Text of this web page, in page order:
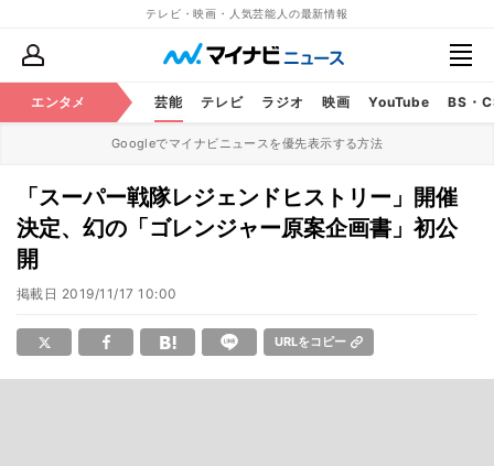
テレビ・映画・人気芸能人の最新情報
エンタメ 芸能 テレビ ラジオ 映画 YouTube BS・
Googleでマイナビニュースを優先表示する方法
「スーパー戦隊レジェンドヒストリー」開催
決定、幻の「ゴレンジャー原案企画書」初公
開
掲載日 2019/11/17 10:00
URLをコピー